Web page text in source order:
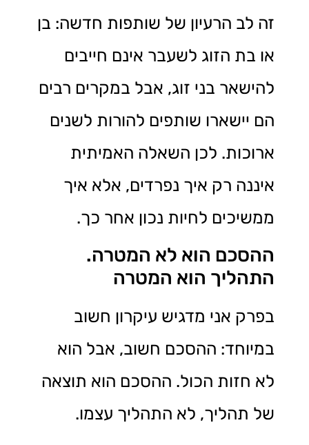
זה לב הרעיון של שותפות חדשה: בן
או בת הזוג לשעבר אינם חייבים
להישאר בני זוג, אבל במקרים רבים
הם יישארו שותפים להורות לשנים
ארוכות. לכן השאלה האמיתית
איננה רק איך נפרדים, אלא איך
ממשיכים לחיות נכון אחר כך.
ההסכם הוא לא המטרה.
התהליך הוא המטרה
בפרק אני מדגיש עיקרון חשוב
במיוחד: ההסכם חשוב, אבל הוא
לא חזות הכול. ההסכם הוא תוצאה
של תהליך, לא התהליך עצמו.